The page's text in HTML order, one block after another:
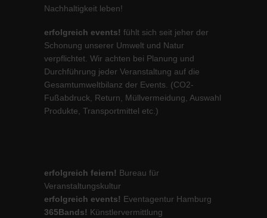
Nachhaltigkeit leben!
erfolgreich events! fühlt sich seit jeher der
Schonung unserer Umwelt und Natur
verpflichtet. Wir achten bei Planung und
Durchführung jeder Veranstaltung auf die
Gesamtumweltbilanz der Events. (CO2-
Fußabdruck, Return, Müllvermeidung, Auswahl
Produkte, Transportmittel etc.)
erfolgreich feiern! Bureau für
Veranstaltungskultur
erfolgreich events! Eventagentur Hamburg
365Bands! Künstlervermittlung